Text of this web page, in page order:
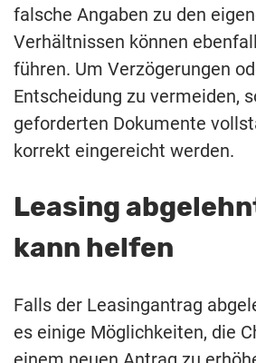
falsche Angaben zu den
Verhältnissen können
führen. Um Verzögerungen
Entscheidung zu vermeiden,
geforderten Dokumente
korrekt eingereicht werden.
Leasing
kann helfen
Falls der Leasingantrag
es einige Möglichkeiten, die